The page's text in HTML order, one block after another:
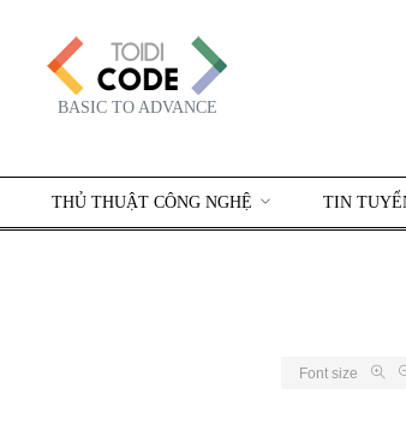
BASIC TO ADVANCE
THỦ THUẬT CÔNG NGHỆ TIN
Font size